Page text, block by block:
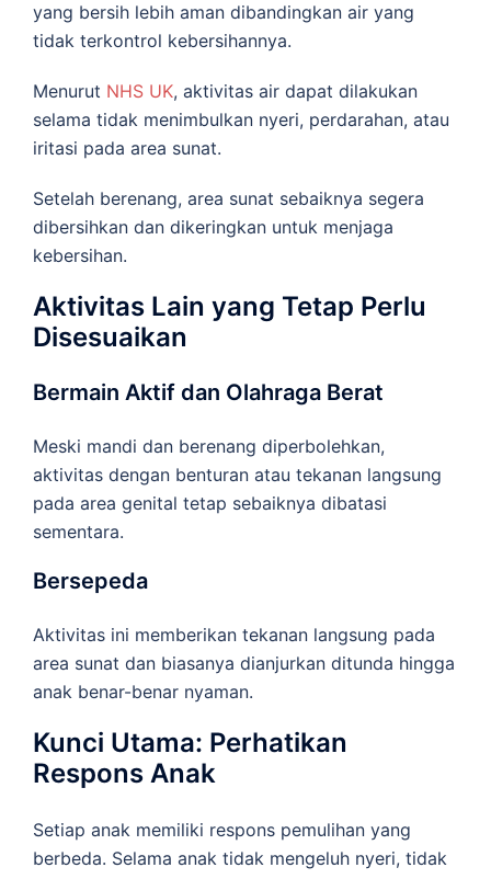
yang bersih lebih aman dibandingkan air yang
tidak terkontrol kebersihannya.
Menurut NHS UK, aktivitas air dapat dilakukan
selama tidak menimbulkan nyeri, perdarahan, atau
iritasi pada area sunat.
Setelah berenang, area sunat sebaiknya segera
dibersihkan dan dikeringkan untuk menjaga
kebersihan.
Aktivitas Lain yang Tetap Perlu
Disesuaikan
Bermain Aktif dan Olahraga Berat
Meski mandi dan berenang diperbolehkan,
aktivitas dengan benturan atau tekanan langsung
pada area genital tetap sebaiknya dibatasi
sementara.
Bersepeda
Aktivitas ini memberikan tekanan langsung pada
area sunat dan biasanya dianjurkan ditunda hingga
anak benar-benar nyaman.
Kunci Utama: Perhatikan
Respons Anak
Setiap anak memiliki respons pemulihan yang
berbeda. Selama anak tidak mengeluh nyeri, tidak